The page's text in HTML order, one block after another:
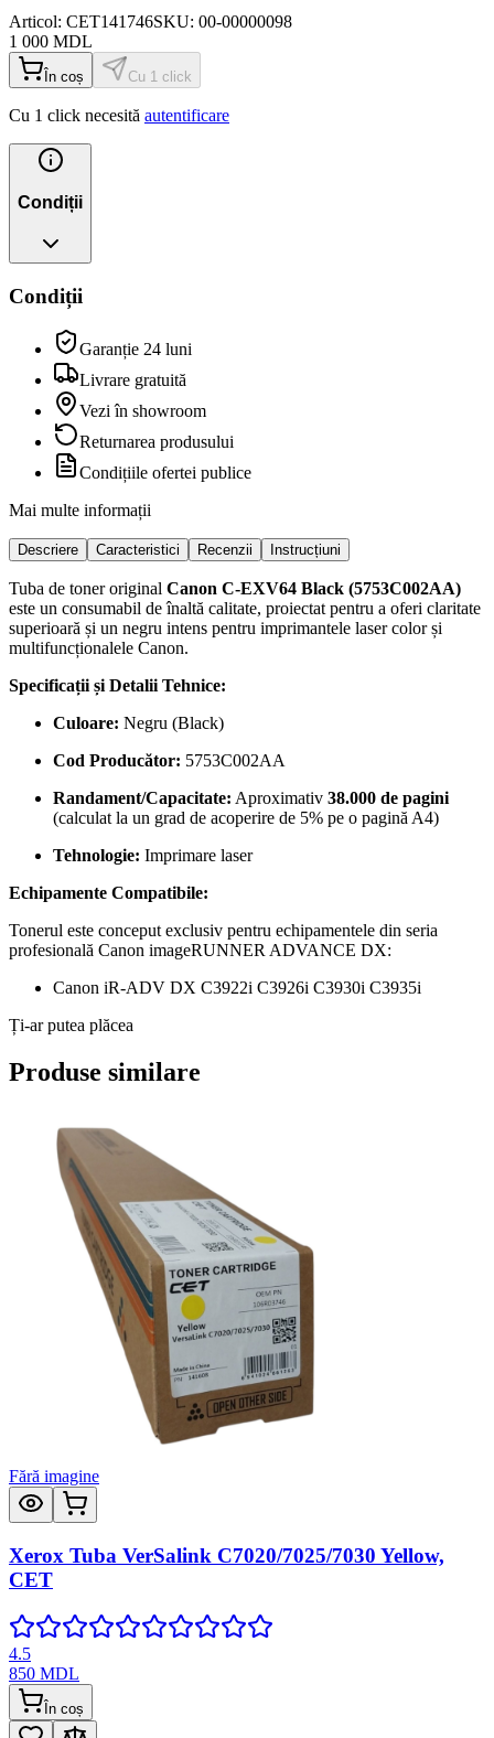
Articol: CET141746SKU: 00-00000098
1 000 MDL
În coș Cu 1 click
Cu 1 click necesită autentificare
Condiții
Condiții
Garanție 24 luni
Livrare gratuită
Vezi în showroom
Returnarea produsului
Condițiile ofertei publice
Mai multe informații
Descriere Caracteristici Recenzii Instrucțiuni
Tuba de toner original Canon C-EXV64 Black (5753C002AA)
este un consumabil de înaltă calitate, proiectat pentru a oferi claritate
superioară și un negru intens pentru imprimantele laser color și
multifuncționalele Canon.
Specificații și Detalii Tehnice:
Culoare: Negru (Black)
Cod Producător: 5753C002AA
Randament/Capacitate: Aproximativ 38.000 de pagini
(calculat la un grad de acoperire de 5% pe o pagină A4)
Tehnologie: Imprimare laser
Echipamente Compatibile:
Tonerul este conceput exclusiv pentru echipamentele din seria
profesională Canon imageRUNNER ADVANCE DX:
Canon iR-ADV DX C3922i C3926i C3930i C3935i
Ți-ar putea plăcea
Produse similare
Fără imagine
Xerox Tuba VerSalink C7020/7025/7030 Yellow,
CET
4.5
850 MDL
În coș